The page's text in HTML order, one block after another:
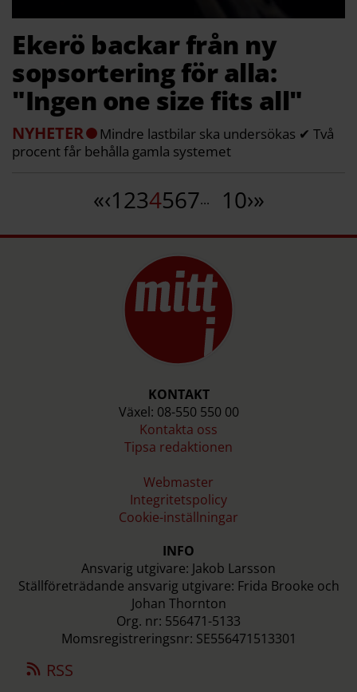
Ekerö backar från ny
sopsortering för alla:
"Ingen one size fits all"
NYHETER
Mindre lastbilar ska undersökas ✔ Två
procent får behålla gamla systemet
«‹1234567... 10›»
KONTAKT
Växel: 08-550 550 00
Kontakta oss
Tipsa redaktionen
Webmaster
Integritetspolicy
Cookie-inställningar
INFO
Ansvarig utgivare: Jakob Larsson
Ställföreträdande ansvarig utgivare: Frida Brooke och
Johan Thornton
Org. nr: 556471-5133
Momsregistreringsnr: SE556471513301
RSS